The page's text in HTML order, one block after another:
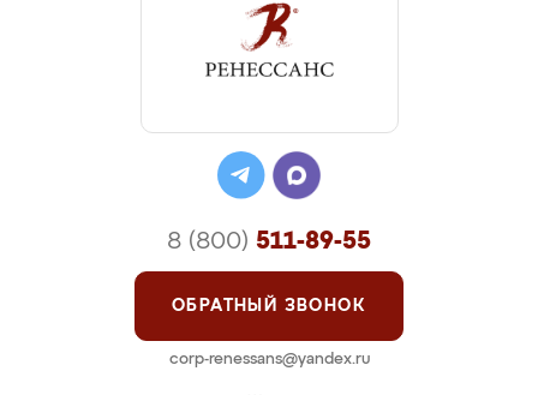
8 (800) 511-89-55
ОБРАТНЫЙ ЗВОНОК
corp-renessans@yandex.ru